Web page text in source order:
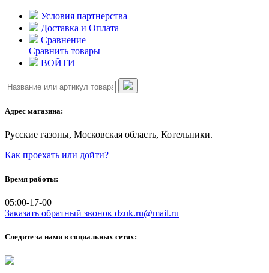
Skip
content
Условия партнерства
Доставка и Оплата
Сравнение
Сравнить товары
ВОЙТИ
Адрес магазина:
Русские газоны, Московская область, Котельники.
Как проехать или дойти?
Время работы:
05:00-17-00
Заказать обратный звонок dzuk.ru@mail.ru
Следите за нами в социальных сетях: